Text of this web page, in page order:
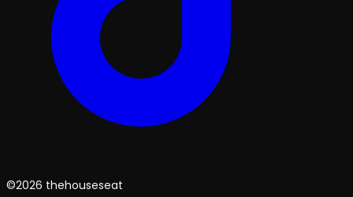
©2026 thehouseseat